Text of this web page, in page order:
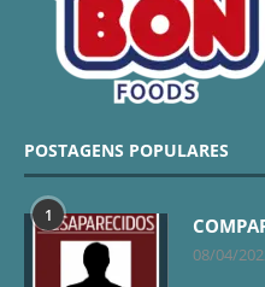
POSTAGENS POPULARES
1
08/04/